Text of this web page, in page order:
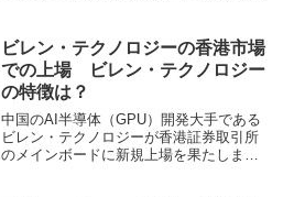
性ポリマーは様々な用途があり、冬用タ
イヤにも欠かすことができません。親水
性が必要な理由や親水性を付与する方法
を知ることができます。
ビレン・テクノロジーの香港市場
での上場 ビレン・テクノロジー
の特徴は？
中国のAI半導体（GPU）開発大手である
ビレン・テクノロジーが香港証券取引所
のメインボードに新規上場を果たしまし